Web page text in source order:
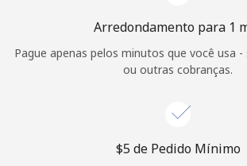
Login
Arredondamento para 1
Pague apenas pelos minutos que você usa
ou outras cobranças.
⁦$5⁩ de Pedido Mínimo